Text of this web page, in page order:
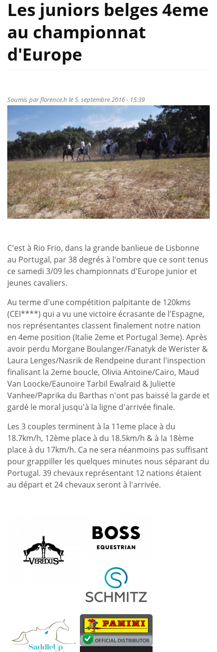
Les juniors belges 4eme
au championnat
d'Europe
Soumis parflorence.h le 5. septembre 2016 - 15:39
C'est à Rio Frio, dans la grande banlieue de Lisbonne
au Portugal, par 38 degrés à l'ombre que ce sont tenus
ce samedi 3/09 les championnats d'Europe junior et
jeunes cavaliers.
Au terme d'une compétition palpitante de 120kms
(CEI****) qui a vu une victoire écrasante de l'Espagne,
nos représentantes classent finalement notre nation
en 4eme position (Italie 2eme et Portugal 3eme). Après
avoir perdu Morgane Boulanger/Fanatyk de Werister &
Laura Lenges/Nasrik de Rendpeine durant l'inspection
finalisant la 2eme boucle, Olivia Antoine/Cairo, Maud
Van Loocke/Eaunoire Tarbil Ewalraid & Juliette
Vanhee/Paprika du Barthas n'ont pas baissé la garde et
gardé le moral jusqu'à la ligne d'arrivée finale.
Les 3 couples terminent à la 11eme place à du
18.7km/h, 12ème place à du 18.5km/h & à la 18ème
place à du 17km/h. Ca ne sera néanmoins pas suffisant
pour grappiller les quelques minutes nous séparant du
Portugal. 39 chevaux représentant 12 nations étaient
au départ et 24 chevaux seront à l'arrivée.